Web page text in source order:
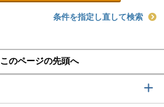
条件を指定し直して検索
このページの先頭へ